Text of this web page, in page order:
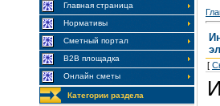
Главная страница
Нормативы
Сметный портал
В2В площадка
Онлайн сметы
Категории раздела
[